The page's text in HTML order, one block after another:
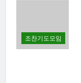
조찬기도모임